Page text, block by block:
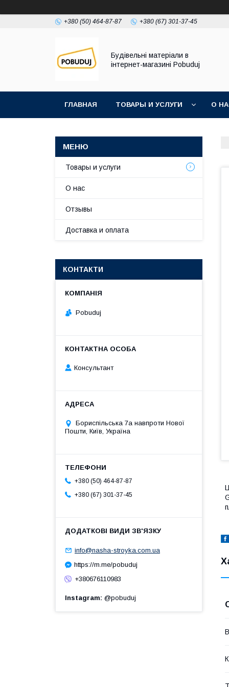
+380 (50) 464-87-87 +380 (67) 301-37-45
Будівельні матеріали в
інтернет-магазині Pobuduj
ГЛАВНАЯ ТОВАРЫ И УСЛУГИ О
Товары и услуги
О нас
Отзывы
Доставка и оплата
КОНТАКТИ
Pobuduj
Консультант
Бориспільська 7а навпроти Нової
Пошти, Київ, Україна
+380 (50) 464-87-87
+380 (67) 301-37-45
info@nasha-stroyka.com.ua
https://m.me/pobuduj
+380676110983
Instagram @pobuduj